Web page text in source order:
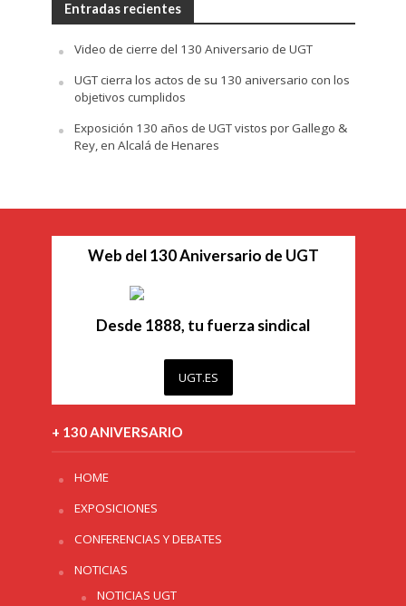
Entradas recientes
Video de cierre del 130 Aniversario de UGT
UGT cierra los actos de su 130 aniversario con los
objetivos cumplidos
Exposición 130 años de UGT vistos por Gallego &
Rey, en Alcalá de Henares
Web del 130 Aniversario de UGT
Desde 1888, tu fuerza sindical
UGT.ES
+ 130 ANIVERSARIO
HOME
EXPOSICIONES
CONFERENCIAS Y DEBATES
NOTICIAS
NOTICIAS UGT